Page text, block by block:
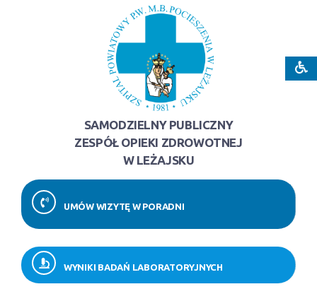
SAMODZIELNY PUBLICZNY
ZESPÓŁ OPIEKI ZDROWOTNEJ
W LEŻAJSKU
UMÓW WIZYTĘ W PORADNI
WYNIKI BADAŃ LABORATORYJNYCH